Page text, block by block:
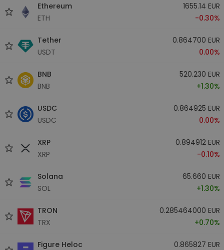
Ethereum
ETH
1655.14 EUR
-0.30%
Tether
USDT
0.864700 EUR
0.00%
BNB
BNB
520.230 EUR
+1.30%
USDC
USDC
0.864925 EUR
0.00%
XRP
XRP
0.894912 EUR
-0.10%
Solana
SOL
65.660 EUR
+1.30%
TRON
TRX
0.285464000 EUR
+0.70%
Figure Heloc
0.865827 EUR